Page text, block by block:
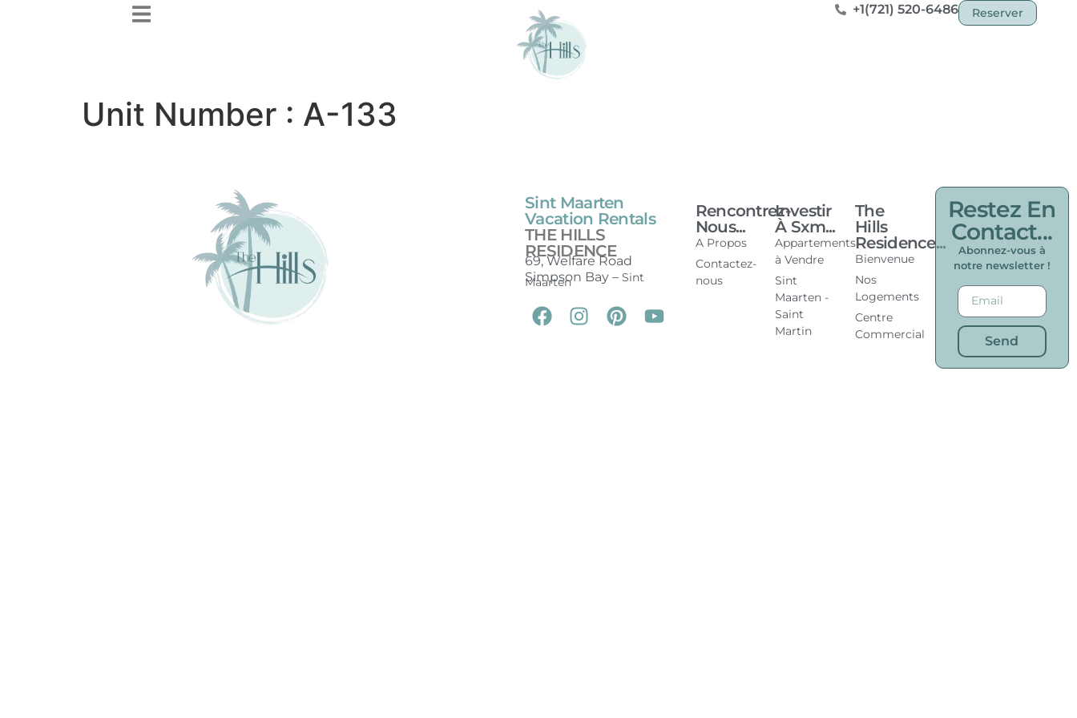
Reserver
+1(721) 520-6486
Unit Number : A-133
Sint Maarten
Vacation Rentals
THE HILLS
RESIDENCE
69, Welfare Road
Simpson Bay –Sint
Maarten
Rencontrez-
Nous...
A Propos
Contactez-
nous
Investir
À Sxm...
Appartements
à Vendre
Sint
Maarten -
Saint
Martin
The
Hills
Residence...
Bienvenue
Nos
Logements
Centre
Commercial
Restez En
Contact...
Abonnez-vous à
notre newsletter !
Send